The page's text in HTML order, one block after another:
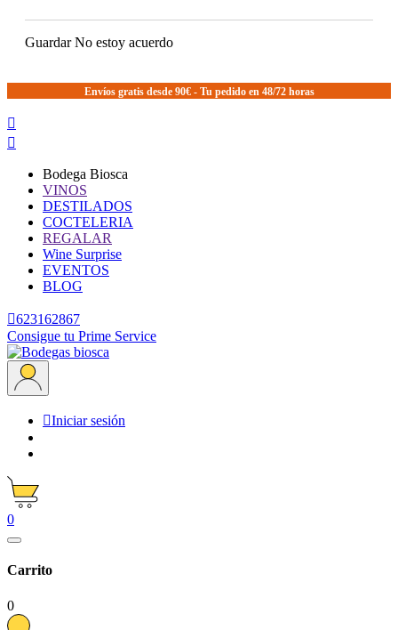
GuardarNo estoy acuerdo
Envíos gratis desde 90€ - Tu pedido en 48/72 horas


Bodega Biosca
VINOS
DESTILADOS
COCTELERIA
REGALAR
Wine Surprise
EVENTOS
BLOG
623162867
Consigue tu Prime Service
Iniciar sesión
0
Carrito
0